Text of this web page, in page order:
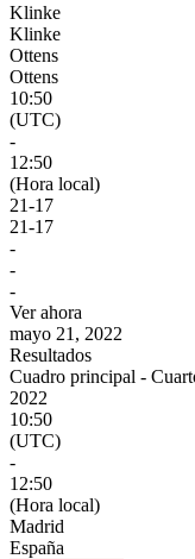
Klinke
Klinke
Ottens
Ottens
10:50
(UTC)
-
12:50
(Hora local)
21-17
21-17
-
-
-
Ver ahora
mayo 21, 2022
Resultados
Cuadro principal -
2022
10:50
(UTC)
-
12:50
(Hora local)
Madrid
España